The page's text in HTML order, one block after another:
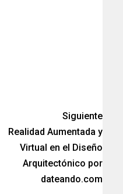
Siguiente
Realidad Aumentada y
Virtual en el Diseño
Arquitectónico por
dateando.com